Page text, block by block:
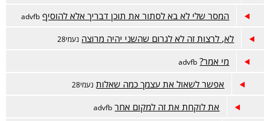
המסר שלי לא בא לסתור את תוכן דבריך אלא להוסיף advfb
לא, לרצות זה לא לגרום שהשני יהיה מרוצה נעמי28
מי אמר? advfb
אפשר לשאול את עצמך כמה שאלות נעמי28
את לוקחת את זה למקום אחר advfb